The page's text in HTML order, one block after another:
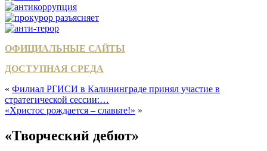
ОФИЦИАЛЬНЫЕ САЙТЫ
ДОСТУПНАЯ СРЕДА
« Филиал РГИСИ в Калининграде принял участие в
стратегической сессии:…
«Христос рождается – славьте!» »
«Творческий дебют»